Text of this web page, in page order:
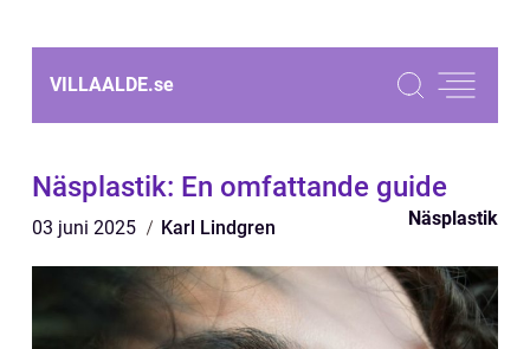
VILLAALDE.se
Näsplastik: En omfattande guide
03 juni 2025 Karl Lindgren Näsplastik